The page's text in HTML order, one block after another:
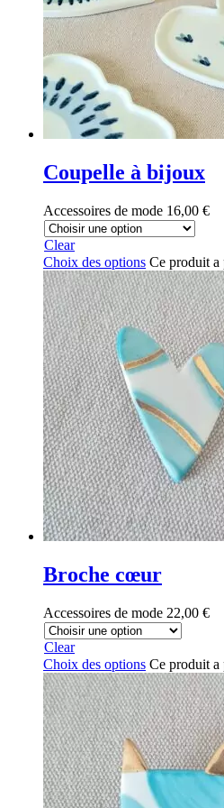
Coupelle à bijoux
Accessoires de mode 16,00 €
Clear
Choix des options Ce produit a
Broche cœur
Accessoires de mode 22,00 €
Clear
Choix des options Ce produit a